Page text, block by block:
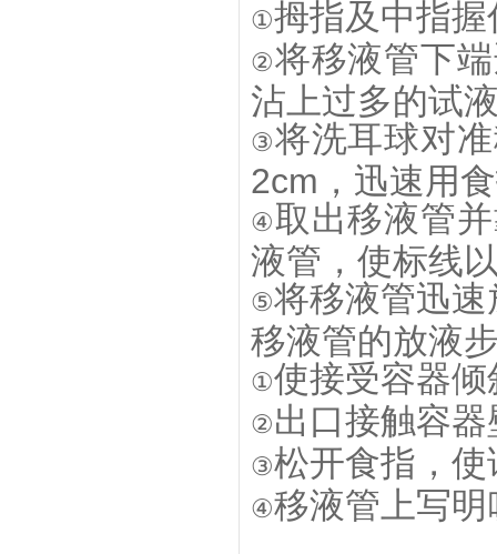
①拇指及中指
②将移液管下
沾上过多的试
③将洗耳球对
2cm，迅速用
④取出移液管
液管，使标线
⑤将移液管迅
移液管的放液
①使接受容器
②出口接触容
③松开食指，
④移液管上写